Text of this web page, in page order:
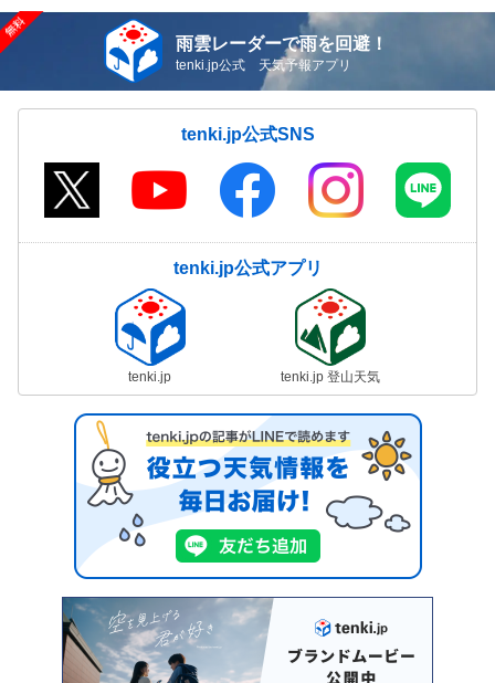
雨雲レーダーで雨を回避！
tenki.jp公式 天気予報アプリ
tenki.jp公式SNS
tenki.jp公式アプリ
tenki.jp tenki.jp 登山天気